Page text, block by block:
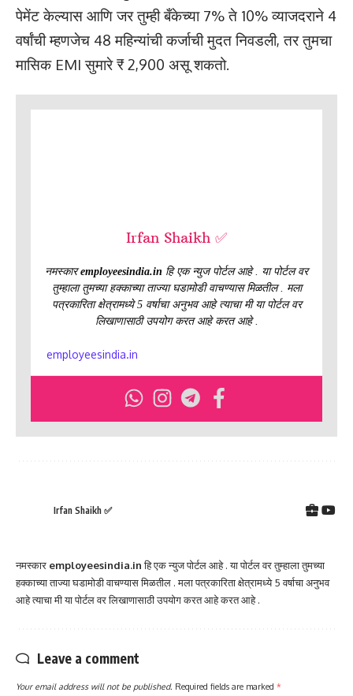
पेमेंट केल्यास आणि जर तुम्ही बँकेच्या 7% ते 10% व्याजदराने 4
वर्षांची म्हणजेच 48 महिन्यांची कर्जाची मुदत निवडली, तर तुमचा
मासिक EMI सुमारे ₹ 2,900 असू शकतो.
Irfan Shaikh ✅
नमस्कारemployeesindia.in हि एक न्युज पोर्टल आहे . या पोर्टल वर
तुम्हाला तुमच्या हक्काच्या ताज्या घडामोडी वाचण्यास मिळतील . मला
पत्रकारिता क्षेत्रामध्ये 5 वर्षाचा अनुभव आहे त्याचा मी या पोर्टल वर
लिखाणासाठी उपयोग करत आहे करत आहे .
employeesindia.in
Irfan Shaikh ✅
नमस्कार employeesindia.inहि एक न्युज पोर्टल आहे . या पोर्टल वर तुम्हाला तुमच्या
हक्काच्या ताज्या घडामोडी वाचण्यास मिळतील . मला पत्रकारिता क्षेत्रामध्ये 5 वर्षाचा अनुभव
आहे त्याचा मी या पोर्टल वर लिखाणासाठी उपयोग करत आहे करत आहे .
Leave a comment
Your email address will not be published. Required fields are marked *